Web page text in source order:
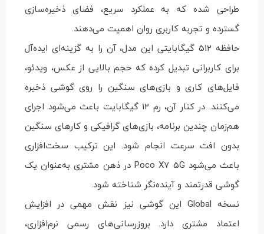
طراحی شده که به عملکرد سریع، فضای ذخیره‌سازی
گسترده و تجربه کاربری روان اهمیت می‌دهند.
حافظه 512 گیگابایتی این مدل، آن را به گزینه‌ای ایده‌آل
برای کاربرانی تبدیل کرده که حجم بالایی از عکس، ویدئو،
فایل‌های کاری و بازی‌های سنگین را روی گوشی ذخیره
می‌کنند. در کنار آن، رم 12 گیگابایت باعث می‌شود اجرای
هم‌زمان چندین برنامه، بازی‌های گرافیکی و کارهای سنگین
بدون افت سرعت انجام شود. این ترکیب سخت‌افزاری
باعث می‌شود Poco X7 5G در ذهن مشتری به‌عنوان یک
گوشی قدرتمند و آینده‌نگر شناخته شود.
نسخه Global این گوشی نیز نقش مهمی در افزایش
اعتماد مشتری دارد. بروزرسانی‌های رسمی نرم‌افزاری،